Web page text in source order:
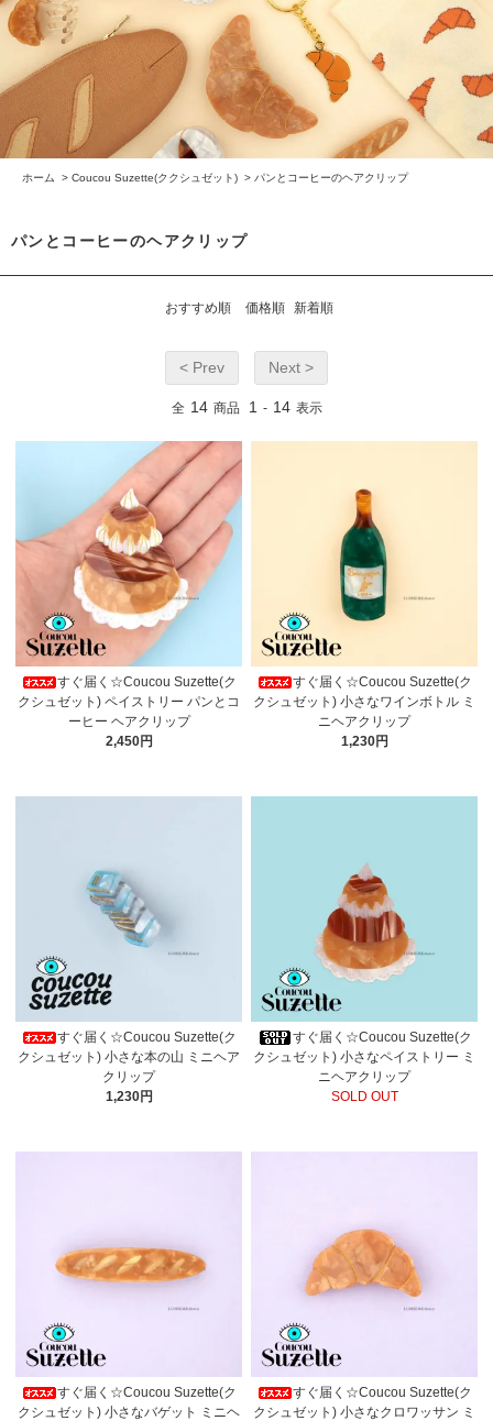
ホーム > Coucou Suzette(ククシュゼット) > パンとコーヒーのヘアクリップ
パンとコーヒーのヘアクリップ
おすすめ順 価格順 新着順
< Prev Next >
全 14 商品 1 - 14 表示
すぐ届く☆Coucou Suzette(ク
クシュゼット) ペイストリー パンとコ
ーヒー ヘアクリップ
2,450円
すぐ届く☆Coucou Suzette(ク
クシュゼット) 小さなワインボトル ミ
ニヘアクリップ
1,230円
すぐ届く☆Coucou Suzette(ク
クシュゼット) 小さな本の山 ミニヘア
クリップ
1,230円
すぐ届く☆Coucou Suzette(ク
クシュゼット) 小さなペイストリー ミ
ニヘアクリップ
SOLD OUT
すぐ届く☆Coucou Suzette(ク
クシュゼット) 小さなバゲット ミニヘ
すぐ届く☆Coucou Suzette(ク
クシュゼット) 小さなクロワッサン ミ